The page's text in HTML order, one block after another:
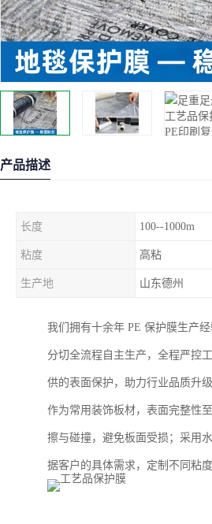
产品描述
长度 100--1000m
粘度 高粘
生产地 山东德州
我们拥有十余年 PE 保护膜生产
分切全流程自主生产，全程严控
供的表面保护，助力行业品质升级
作为常用装饰板材，表面完整性
擦与碰撞，避免板面受损；采用
据客户的具体需求，定制不同粘